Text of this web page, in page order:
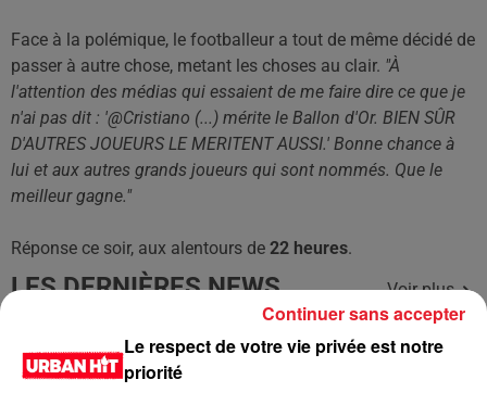
Face à la polémique, le footballeur a tout de même décidé de
passer à autre chose, metant les choses au clair. "À
l'attention des médias qui essaient de me faire dire ce que je
n'ai pas dit : '@Cristiano (...) mérite le Ballon d'Or. BIEN SÛR
D'AUTRES JOUEURS LE MERITENT AUSSI.' Bonne chance à
lui et aux autres grands joueurs qui sont nommés. Que le
meilleur gagne."
Réponse ce soir, aux alentours de 22 heures.
LES DERNIÈRES NEWS Voir plus
Jay-Z se bat contre la grand-mère
d'un homme prétendant être son fils
Le respect de votre vie privée est notre
priorité
Continuer sans accepter